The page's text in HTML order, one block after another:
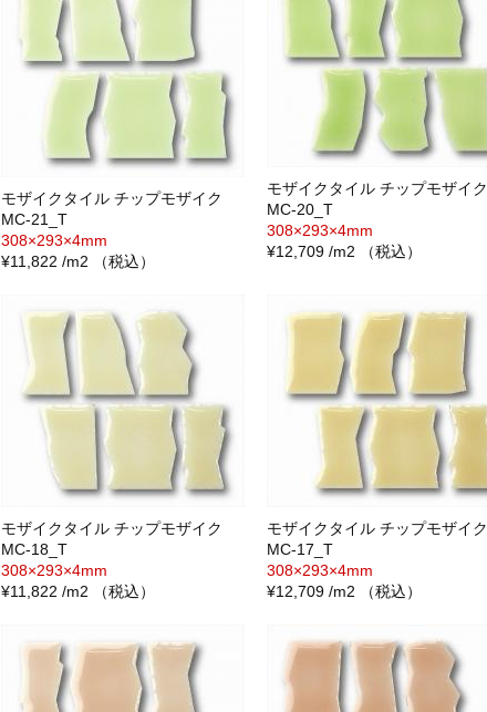
モザイクタイル チップモザイク
MC-21_T
308×293×4mm
¥11,822 /m2 （税込）
モザイクタイル チップモザイク
MC-20_T
308×293×4mm
¥12,709 /m2 （税込）
モザイクタイル チップモザイク
MC-18_T
308×293×4mm
¥11,822 /m2 （税込）
モザイクタイル チップモザイク
MC-17_T
308×293×4mm
¥12,709 /m2 （税込）